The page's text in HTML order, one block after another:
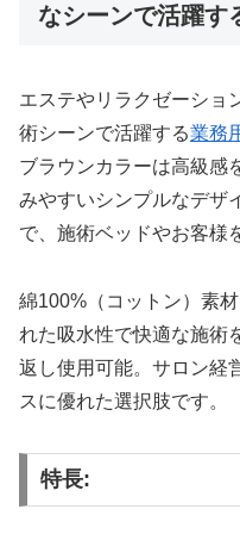
なシーンで活躍す
エステやリラクゼーショ
術シーンで活躍する業務
ブラウンカラーは高級感
みやすいシンプルなデザ
で、施術ベッドやお客様
綿100%（コットン）素
れた吸水性で快適な施術
返し使用可能。サロン経
スに優れた選択肢です。
特長: